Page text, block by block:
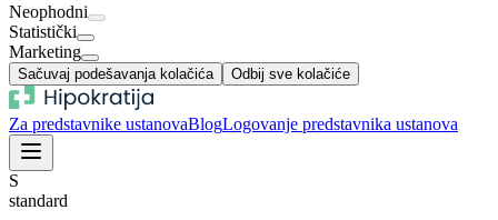
Neophodni
Statistički
Marketing
Sačuvaj podešavanja kolačića Odbij sve kolačiće
Za predstavnike ustanovaBlogLogovanje predstavnika ustanova
S
standard